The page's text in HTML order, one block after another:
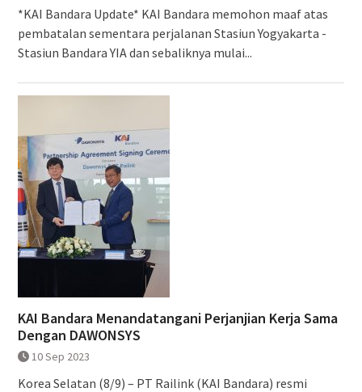
*KAI Bandara Update* KAI Bandara memohon maaf atas
pembatalan sementara perjalanan Stasiun Yogyakarta -
Stasiun Bandara YIA dan sebaliknya mulai...
KAI Bandara Menandatangani Perjanjian Kerja Sama
Dengan DAWONSYS
10 Sep 2023
Korea Selatan (8/9) – PT Railink (KAI Bandara) resmi